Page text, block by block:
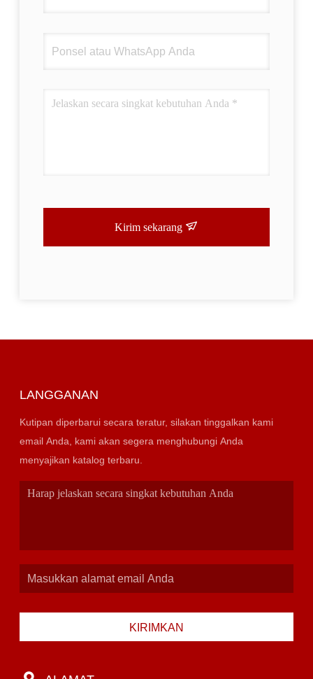
Kirim sekarang
LANGGANAN
Kutipan diperbarui secara teratur, silakan tinggalkan kami
email Anda, kami akan segera menghubungi Anda
menyajikan katalog terbaru.
KIRIMKAN